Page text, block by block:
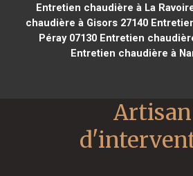
Entretien chaudière à La
chaudière à Gisors 27140
Péray 07130 Entretien
Entretien chaudière à
Artisan